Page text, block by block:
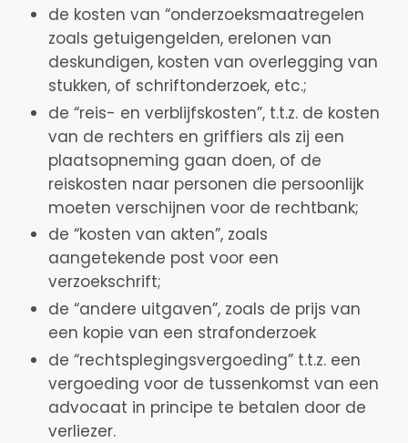
de kosten van “onderzoeksmaatregelen
zoals getuigengelden, erelonen van
deskundigen, kosten van overlegging van
stukken, of schriftonderzoek, etc.;
de “reis- en verblijfskosten”, t.t.z. de kosten
van de rechters en griffiers als zij een
plaatsopneming gaan doen, of de
reiskosten naar personen die persoonlijk
moeten verschijnen voor de rechtbank;
de “kosten van akten”, zoals
aangetekende post voor een
verzoekschrift;
de “andere uitgaven”, zoals de prijs van
een kopie van een strafonderzoek
de “rechtsplegingsvergoeding” t.t.z. een
vergoeding voor de tussenkomst van een
advocaat in principe te betalen door de
verliezer.